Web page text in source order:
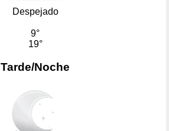
Despejado
9°
19°
Tarde/Noche